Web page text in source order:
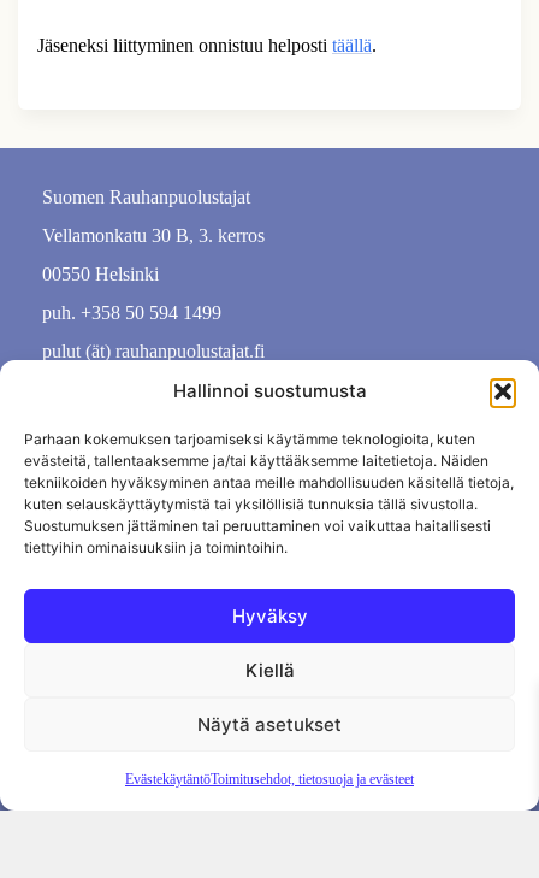
Hallinnoi suostumusta
Parhaan kokemuksen tarjoamiseksi käytämme teknologioita, kuten
evästeitä, tallentaaksemme ja/tai käyttääksemme laitetietoja. Näiden
tekniikoiden hyväksyminen antaa meille mahdollisuuden käsitellä tietoja,
kuten selauskäyttäytymistä tai yksilöllisiä tunnuksia tällä sivustolla.
Suostumuksen jättäminen tai peruuttaminen voi vaikuttaa haitallisesti
tiettyihin ominaisuuksiin ja toimintoihin.
Hyväksy
Kiellä
Näytä asetukset
EvästekäytäntöToimitusehdot, tietosuoja ja evästeet
Jäseneksi liittyminen onnistuu helposti täällä.
Suomen Rauhanpuolustajat
Vellamonkatu 30 B, 3. kerros
00550 Helsinki
puh. +358 50 594 1499
pulut (ät) rauhanpuolustajat.fi
Evästekäytäntö
Tilauksen peruutus